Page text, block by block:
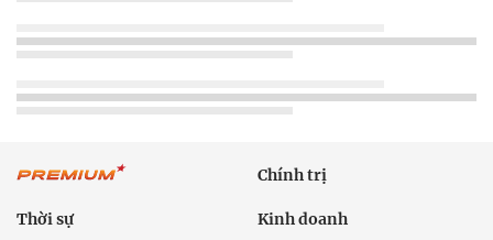
Chính trị
Thời sự Kinh doanh